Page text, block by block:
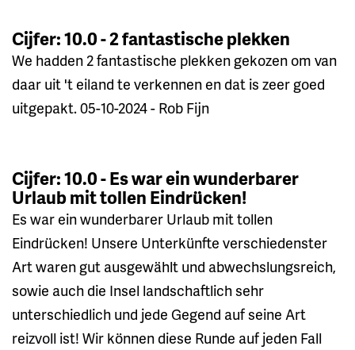
Cijfer: 10.0 - 2 fantastische plekken
We hadden 2 fantastische plekken gekozen om van
daar uit 't eiland te verkennen en dat is zeer goed
uitgepakt. 05-10-2024 - Rob Fijn
Cijfer: 10.0 - Es war ein wunderbarer
Urlaub mit tollen Eindrücken!
Es war ein wunderbarer Urlaub mit tollen
Eindrücken! Unsere Unterkünfte verschiedenster
Art waren gut ausgewählt und abwechslungsreich,
sowie auch die Insel landschaftlich sehr
unterschiedlich und jede Gegend auf seine Art
reizvoll ist! Wir können diese Runde auf jeden Fall